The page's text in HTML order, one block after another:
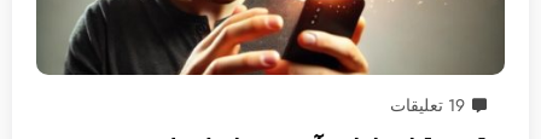
19 تعليقات